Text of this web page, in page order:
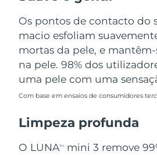
Os pontos de contacto do
macio esfoliam
mortas da pele, e mantêm-
na pele. 98% dos
uma pele com uma
Com base em ensaios de consumidores
Limpeza profunda
O LUNATM
mini 3 remove
Filipinas
Polônia
Portugal
Porto Rico
Catar